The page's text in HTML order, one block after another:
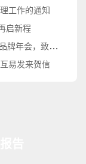
工作的通知
启新程
敬品牌守护之路
易发来贺信